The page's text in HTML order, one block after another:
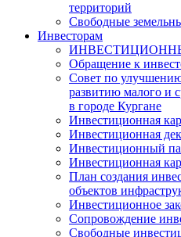
территорий
Свободные
Инвесторам
Обращение к
Совет по
развитию малого и
в городе Кургане
Инвестиционная
Инвестиционная
Инвестиционный
Инвестиционная
План создания
объектов
Инвестиционное
Сопровождение
Свободные